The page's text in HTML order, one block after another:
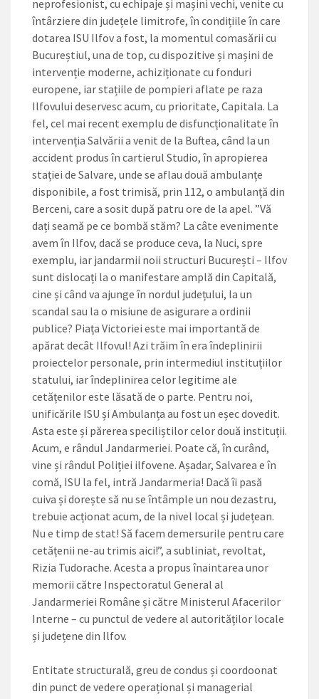
neprofesionist, cu echipaje și mașini vechi, venite cu
întârziere din județele limitrofe, în condițiile în care
dotarea ISU Ilfov a fost, la momentul comasării cu
Bucureștiul, una de top, cu dispozitive și mașini de
intervenție moderne, achiziționate cu fonduri
europene, iar stațiile de pompieri aflate pe raza
Ilfovului deservesc acum, cu prioritate, Capitala. La
fel, cel mai recent exemplu de disfuncționalitate în
intervenția Salvării a venit de la Buftea, când la un
accident produs în cartierul Studio, în apropierea
stației de Salvare, unde se aflau două ambulanțe
disponibile, a fost trimisă, prin 112, o ambulanță din
Berceni, care a sosit după patru ore de la apel. ”Vă
dați seamă pe ce bombă stăm? La câte evenimente
avem în Ilfov, dacă se produce ceva, la Nuci, spre
exemplu, iar jandarmii noii structuri București – Ilfov
sunt dislocați la o manifestare amplă din Capitală,
cine și când va ajunge în nordul județului, la un
scandal sau la o misiune de asigurare a ordinii
publice? Piața Victoriei este mai importantă de
apărat decât Ilfovul! Azi trăim în era îndeplinirii
proiectelor personale, prin intermediul instituțiilor
statului, iar îndeplinirea celor legitime ale
cetățenilor este lăsată de o parte. Pentru noi,
unificările ISU și Ambulanța au fost un eșec dovedit.
Asta este și părerea speciliștilor celor două instituții.
Acum, e rândul Jandarmeriei. Poate că, în curând,
vine și rândul Poliției ilfovene. Așadar, Salvarea e în
comă, ISU la fel, intră Jandarmeria! Dacă îi pasă
cuiva și dorește să nu se întâmple un nou de­zastru,
trebuie acționat acum, de la nivel local și județean.
Nu e timp de stat! Să facem demersurile pentru care
cetățenii ne-au trimis aici!”, a subliniat, revoltat,
Rizia Tudorache. Acesta a propus înaintarea unor
memorii către Inspectoratul General al
Jandarmeriei Române și către Ministerul Afacerilor
Interne – cu punctul de vedere al autorităților locale
și județene din Ilfov.
Entitate structurală, greu de condus și coordoonat
din punct de vedere operațional și managerial